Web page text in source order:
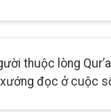
thuộc lòng
đọc ở cuộc